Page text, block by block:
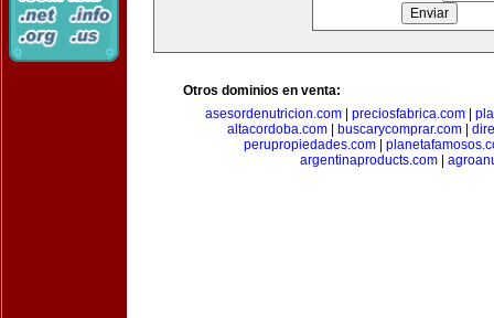
Otros dominios en venta:
asesordenutricion.com
preciosfabrica.com
altacordoba.com
buscarycomprar.com
perupropiedades.com
argentinaproducts.com|